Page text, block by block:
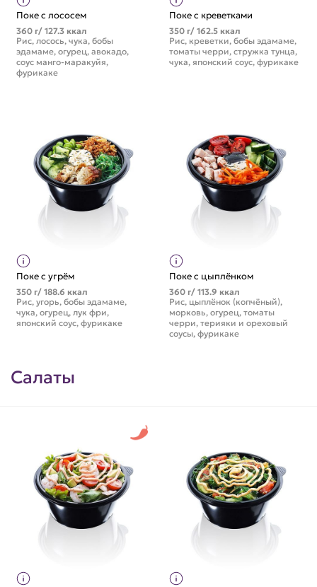
Поке с лососем
360 г/ 127.3 ккал
Рис, лосось, чука, бобы
эдамаме, огурец, авокадо,
соус манго-маракуйя,
фурикаке
Поке с креветками
350 г/ 162.5 ккал
Рис, креветки, бобы эдамаме,
томаты черри, стружка тунца,
чука, японский соус, фурикаке
Поке с угрём
350 г/ 188.6 ккал
Рис, угорь, бобы эдамаме,
чука, огурец, лук фри,
японский соус, фурикаке
Поке с цыплёнком
360 г/ 113.9 ккал
Рис, цыплёнок (копчёный),
морковь, огурец, томаты
черри, терияки и ореховый
соусы, фурикаке
Салаты